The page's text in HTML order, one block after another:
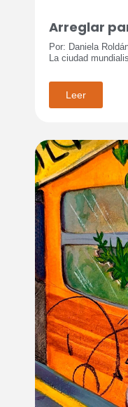
Arreglar
Por: Daniela
La ciudad
Leer